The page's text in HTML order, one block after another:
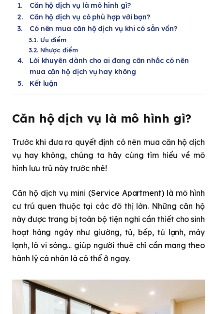
Căn hộ dịch vụ là mô hình gì?
Căn hộ dịch vụ có phù hợp với bạn?
Có nên mua căn hộ dịch vụ khi có sẵn vốn?
Ưu điểm
Nhược điểm
Lời khuyên dành cho ai đang cân nhắc có nên
mua căn hộ dịch vụ hay không
Kết luận
Căn hộ dịch vụ là mô hình gì?
Trước khi đưa ra quyết định có nên mua căn hộ dịch
vụ hay không, chúng ta hãy cùng tìm hiểu về mô
hình lưu trú này trước nhé!
Căn hộ dịch vụ mini (Service Apartment) là mô hình
cư trú quen thuộc tại các đô thị lớn. Những căn hộ
này được trang bị toàn bộ tiện nghi cần thiết cho sinh
hoạt hàng ngày như giường, tủ, bếp, tủ lạnh, máy
lạnh, lò vi sóng… giúp người thuê chỉ cần mang theo
hành lý cá nhân là có thể ở ngay.